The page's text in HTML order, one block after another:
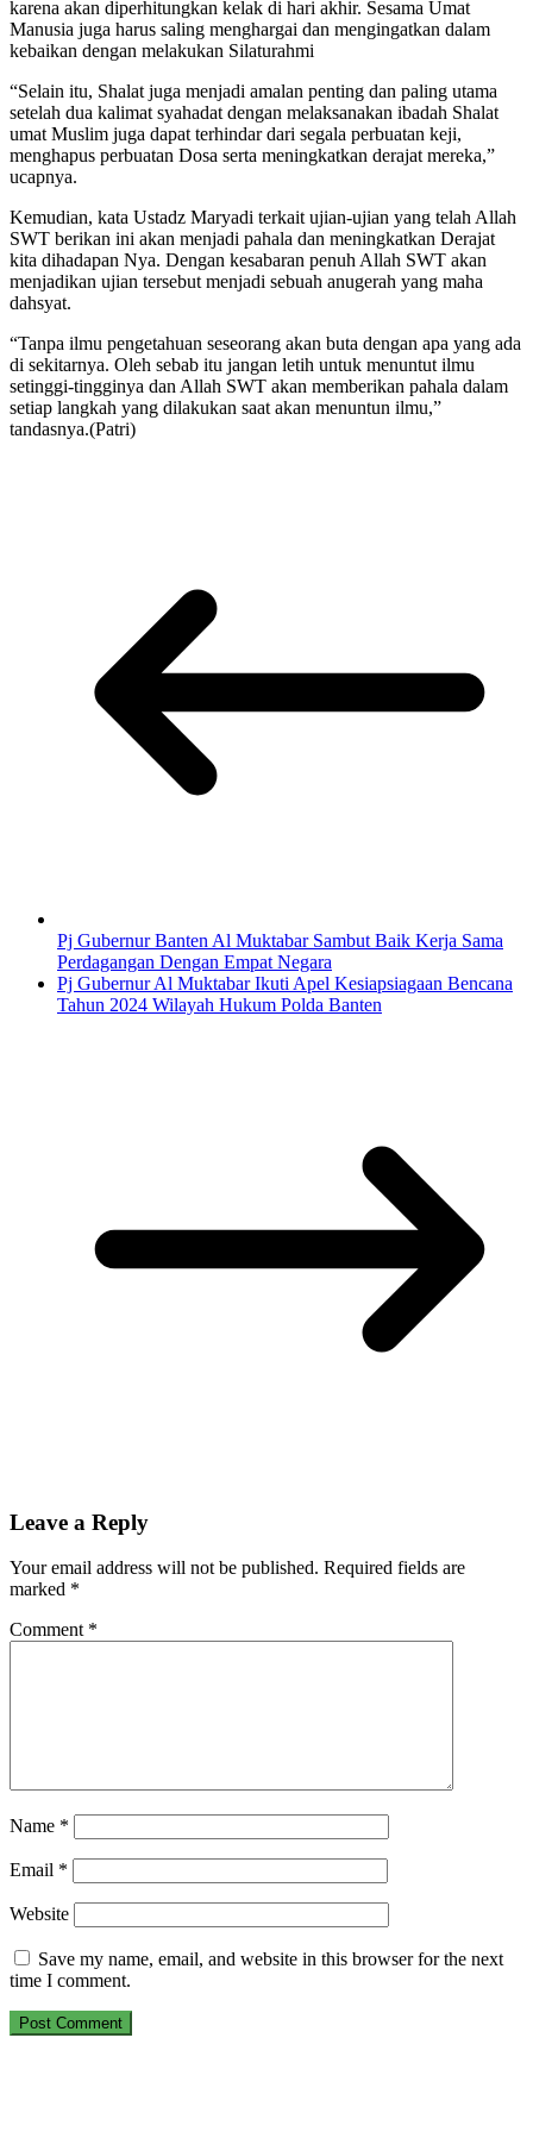
karena akan diperhitungkan kelak di hari akhir. Sesama Umat
Manusia juga harus saling menghargai dan mengingatkan dalam
kebaikan dengan melakukan Silaturahmi
“Selain itu, Shalat juga menjadi amalan penting dan paling utama
setelah dua kalimat syahadat dengan melaksanakan ibadah Shalat
umat Muslim juga dapat terhindar dari segala perbuatan keji,
menghapus perbuatan Dosa serta meningkatkan derajat mereka,”
ucapnya.
Kemudian, kata Ustadz Maryadi terkait ujian-ujian yang telah Allah
SWT berikan ini akan menjadi pahala dan meningkatkan Derajat
kita dihadapan Nya. Dengan kesabaran penuh Allah SWT akan
menjadikan ujian tersebut menjadi sebuah anugerah yang maha
dahsyat.
“Tanpa ilmu pengetahuan seseorang akan buta dengan apa yang ada
di sekitarnya. Oleh sebab itu jangan letih untuk menuntut ilmu
setinggi-tingginya dan Allah SWT akan memberikan pahala dalam
setiap langkah yang dilakukan saat akan menuntun ilmu,”
tandasnya.(Patri)
Pj Gubernur Banten Al Muktabar Sambut Baik Kerja Sama
Perdagangan Dengan Empat Negara
Pj Gubernur Al Muktabar Ikuti Apel Kesiapsiagaan Bencana
Tahun 2024 Wilayah Hukum Polda Banten
Leave a Reply
Your email address will not be published. Required fields are
marked *
Comment *
Name *
Email *
Website
Save my name, email, and website in this browser for the next
time I comment.